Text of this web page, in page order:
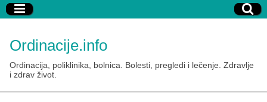
Ordinacije.info
Ordinacija, poliklinika, bolnica. Bolesti, pregledi i lečenje. Zdravlje
i zdrav život.